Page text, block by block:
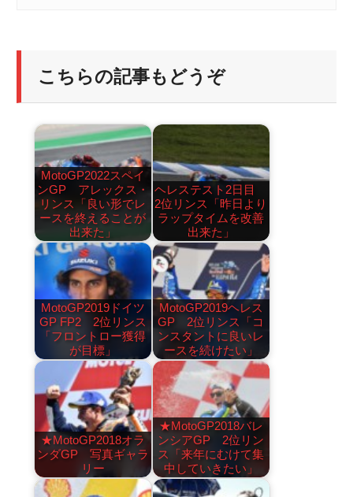
こちらの記事もどうぞ
MotoGP2022スペイ
ンGP アレックス・
リンス「良い形でレ
ースを終えることが
出来た」
ヘレステスト2日目
2位リンス「昨日より
ラップタイムを改善
出来た」
MotoGP2019ドイツ
GP FP2 2位リンス
「フロントロー獲得
が目標」
MotoGP2019ヘレス
GP 2位リンス「コ
ンスタントに良いレ
ースを続けたい」
★MotoGP2018オラ
ンダGP 写真ギャラ
リー
★MotoGP2018バレ
ンシアGP 2位リン
ス「来年にむけて集
中していきたい」